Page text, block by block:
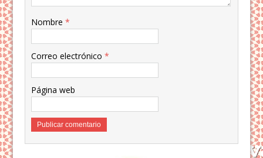
Nombre*
Correo electrónico*
Página web